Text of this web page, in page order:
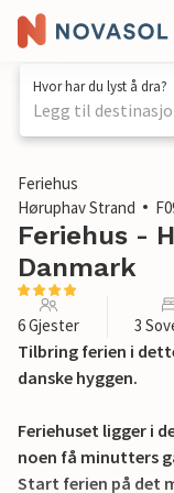
Hvor har du lyst å dra?
Legg til
1 / 27
Feriehus
Høruphav Strand
Feriehus -
Danmark
6 Gjester 3
Tilbring ferien i
danske hyggen.
Feriehuset ligger i
noen få minutters
Start ferien på det